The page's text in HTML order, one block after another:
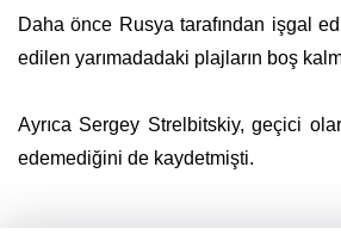
Daha önce Rusya tarafından işgal
edilen yarımadadaki plajların boş
Ayrıca Sergey Strelbitskiy, geçici
edemediğini de kaydetmişti.